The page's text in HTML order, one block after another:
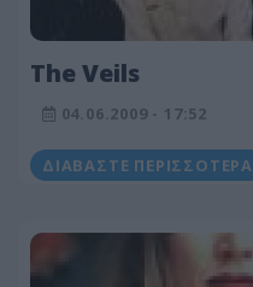
The Veils
04.06.2009 - 17:52
ΔΙΑΒΆΣΤΕ ΠΕΡΙΣΣΌΤΕΡΑ